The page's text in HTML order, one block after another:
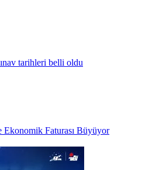
tarihleri belli oldu
Ekonomik Faturası Büyüyor